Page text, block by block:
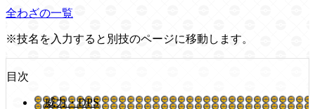
全わざの一覧
※技名を入力すると別技のページに移動します。
目次
威力・DPS